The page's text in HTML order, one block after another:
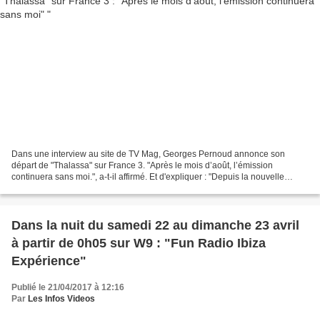
Dans une interview au site de TV Mag, Georges Pernoud annonce son
départ de "Thalassa" sur France 3. "Après le mois d’août, l’émission
continuera sans moi.", a-t-il affirmé. Et d'expliquer : "Depuis la nouvelle
Dans la nuit du samedi 22 au dimanche 23 avril
à partir de 0h05 sur W9 : "Fun Radio Ibiza
Expérience"
Publié le 21/04/2017 à 12:16
Par Les Infos Videos